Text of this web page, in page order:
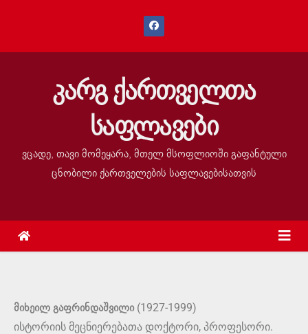
კარგ ქართველთა
საფლავები
ვცადე, თავი მომეყარა, მთელ მსოფლიოში გაფანტული
ცნობილი ქართველების საფლავებისათვის
მიხეილ გაფრინდაშვილი(1927-1999)
ისტორიის მეცნიერებათა დოქტორი, პროფესორი.